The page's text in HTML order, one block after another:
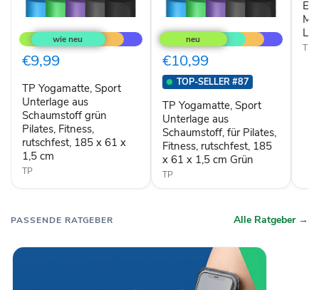
TP
Yogamatte,
Sport
Unterlage
aus
grün
Pilates,
Fitness,
rutschfest,
185
x
61
x
€9,99
TP Yogamatte, Sport
Unterlage aus
Schaumstoff grün
Pilates, Fitness,
rutschfest, 185 x 61 x
1,5 cm
TP
TP
Yogamatte,
Sport
Unterlage
aus
Schaumstoff,
für
Pilates,
Fitness,
rutschfest,
185
x
61
x
1,5
€10,99
TOP-SELLER #87
TP Yogamatte, Sport
Unterlage aus
Schaumstoff, für Pilates,
Fitness, rutschfest, 185
x 61 x 1,5 cm Grün
TP
ca.
75
x
Lila
TP
PASSENDE RATGEBER Alle Ratgeber →